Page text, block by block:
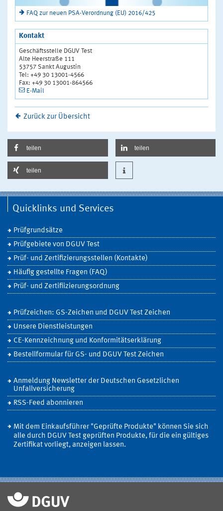
FAQ zur neuen PSA-Verordnung (EU) 2016/425
Kontakt
Geschäftsstelle DGUV Test
Alte Heerstraße 111
53757 Sankt Augustin
Tel: +49 30 13001-4566
Fax: +49 30 13001-864566
E-Mail
Zurück zur Übersicht
teilen teilen
teilen
Quicklinks und Services
Prüfgrundsätze
Prüfgebiete von DGUV Test
Prüf- und Zertifizierungsstellen (Kontakte)
Häufig gestellte Fragen (FAQ)
Prüf- und Zertifiizierungsordnung
Prüfzeichen: GS-Zeichen und DGUV Test Zeichen
Unsere Dienstleistungen
CE-Kennzeichnung und Konformitätserklärung
Bestellformular für GS- und DGUV Test Zeichen
Anmeldung Newsletter der Deutschen Gesetzlichen
Unfallversicherung
RSS-Feed abonnieren
Mit dem Einkaufsführer "Geprüfte Produkte" können Sie sich
alle durch DGUV Test geprüften Produkte, für die ein gültiges
Zertifikat vorliegt, anzeigen lassen.